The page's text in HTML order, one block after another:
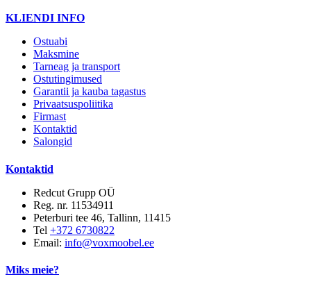
KLIENDI INFO
Ostuabi
Maksmine
Tarneag ja transport
Ostutingimused
Garantii ja kauba tagastus
Privaatsuspoliitika
Firmast
Kontaktid
Salongid
Kontaktid
Redcut Grupp OÜ
Reg. nr. 11534911
Peterburi tee 46, Tallinn, 11415
Tel +372 6730822
Email: info@voxmoobel.ee
Miks meie?